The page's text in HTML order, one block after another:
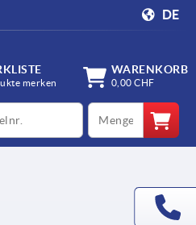
DE
merken
WARENKORB
0,00 CHF
qty